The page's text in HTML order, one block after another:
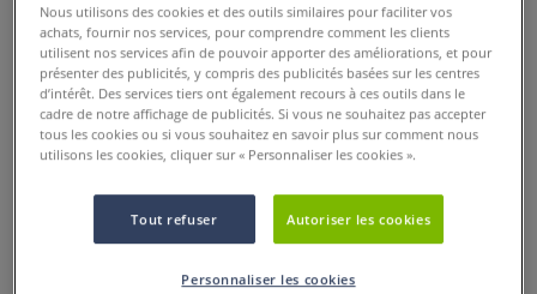
Nous utilisons des cookies et des outils similaires pour faciliter vos
achats, fournir nos services, pour comprendre comment les clients
utilisent nos services afin de pouvoir apporter des améliorations, et pour
présenter des publicités, y compris des publicités basées sur les centres
d’intérêt. Des services tiers ont également recours à ces outils dans le
cadre de notre affichage de publicités. Si vous ne souhaitez pas accepter
tous les cookies ou si vous souhaitez en savoir plus sur comment nous
utilisons les cookies, cliquer sur « Personnaliser les cookies ».
Tout refuser Autoriser les cookies
Personnaliser les cookies